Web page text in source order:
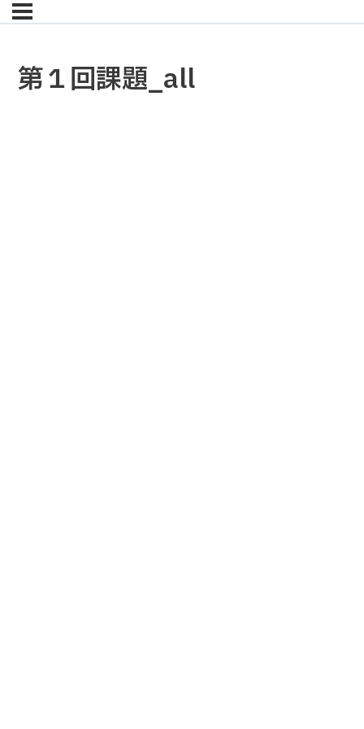
第１回課題_all